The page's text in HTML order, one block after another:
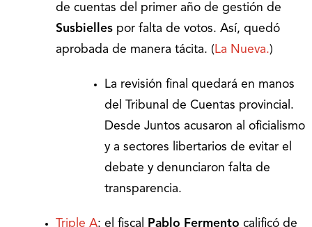
de cuentas del primer año de gestión de
Susbielles por falta de votos. Así, quedó
aprobada de manera tácita. ( La Nueva.)
La revisión final quedará en manos
del Tribunal de Cuentas provincial.
Desde Juntos acusaron al oficialismo
y a sectores libertarios de evitar el
debate y denunciaron falta de
transparencia.
Triple A: el fiscal Pablo Fermento calificó de